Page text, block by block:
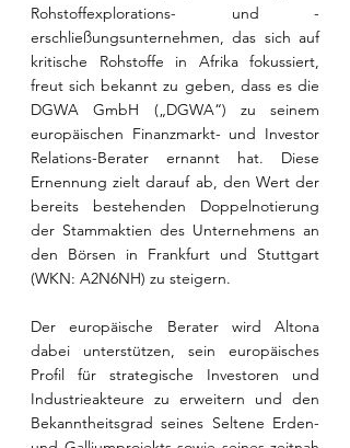
Rohstoffexplorations- und -
erschließungsunternehmen, das sich auf
kritische Rohstoffe in Afrika fokussiert,
freut sich bekannt zu geben, dass es die
DGWA GmbH („DGWA“) zu seinem
europäischen Finanzmarkt- und Investor
Relations-Berater ernannt hat. Diese
Ernennung zielt darauf ab, den Wert der
bereits bestehenden Doppelnotierung
der Stammaktien des Unternehmens an
den Börsen in Frankfurt und Stuttgart
(WKN: A2N6NH) zu steigern.
Der europäische Berater wird Altona
dabei unterstützen, sein europäisches
Profil für strategische Investoren und
Industrieakteure zu erweitern und den
Bekanntheitsgrad seines Seltene Erden-